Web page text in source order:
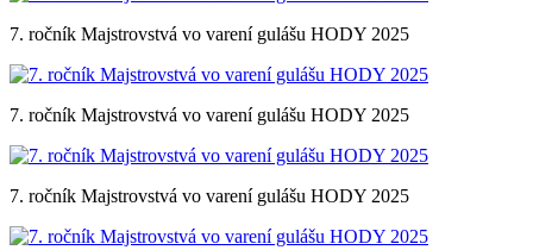
7. ročník Majstrovstvá vo varení gulášu HODY 2025
7. ročník Majstrovstvá vo varení gulášu HODY 2025
7. ročník Majstrovstvá vo varení gulášu HODY 2025